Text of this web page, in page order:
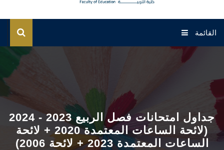
القائمة
الرئيسية
القطاعات
الاقسام
جداول امتحانات فصل الربيع 2023 - 2024
(لائحة الساعات المعتمدة 2020 + لائحة
الساعات المعتمدة 2023 + لائحة 2006)